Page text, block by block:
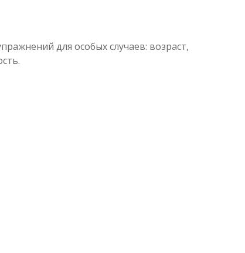
для особых случаев: возраст,